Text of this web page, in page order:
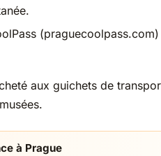
aux guichets de
à Prague